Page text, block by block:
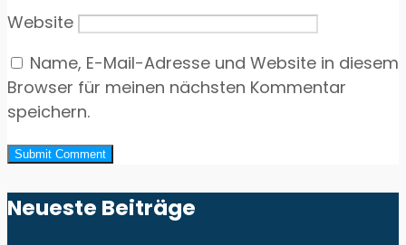
Website
Name, E-Mail-Adresse und Website in diesem
Browser für meinen nächsten Kommentar
speichern.
Neueste Beiträge